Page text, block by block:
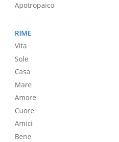
Apotropaico
RIME
Vita
Sole
Casa
Mare
Amore
Cuore
Amici
Bene